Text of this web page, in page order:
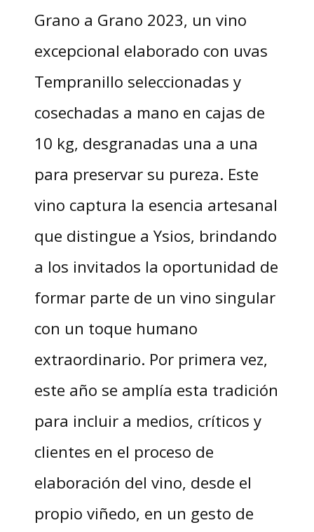
Grano a Grano 2023, un vino
excepcional elaborado con uvas
Tempranillo seleccionadas y
cosechadas a mano en cajas de
10 kg, desgranadas una a una
para preservar su pureza. Este
vino captura la esencia artesanal
que distingue a Ysios, brindando
a los invitados la oportunidad de
formar parte de un vino singular
con un toque humano
extraordinario. Por primera vez,
este año se amplía esta tradición
para incluir a medios, críticos y
clientes en el proceso de
elaboración del vino, desde el
propio viñedo, en un gesto de